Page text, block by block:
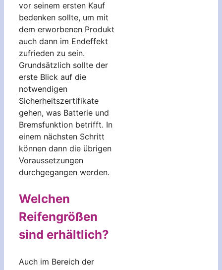
vor seinem ersten Kauf
bedenken sollte, um mit
dem erworbenen Produkt
auch dann im Endeffekt
zufrieden zu sein.
Grundsätzlich sollte der
erste Blick auf die
notwendigen
Sicherheitszertifikate
gehen, was Batterie und
Bremsfunktion betrifft. In
einem nächsten Schritt
können dann die übrigen
Voraussetzungen
durchgegangen werden.
Welchen
Reifengrößen
sind erhältlich?
Auch im Bereich der